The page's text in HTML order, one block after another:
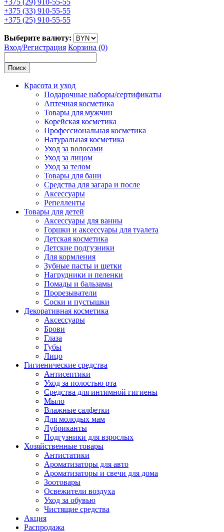
+375 (29) 910-55-55
+375 (33) 910-55-55
+375 (25) 910-55-55
Выберите валюту:
Вход/Регистрация Корзина (0)
Поиск
Красота и уход
Подарочные наборы/сертификаты
Аптечная косметика
Товары для мужчин
Корейская косметика
Профессиональная косметика
Натуральная косметика
Уход за волосами
Уход за лицом
Уход за телом
Товары для бани
Средства для загара и после
Аксессуары
Репелленты
Товары для детей
Аксессуары для ванны
Горшки и аксессуары для туалета
Детская косметика
Детские подгузники
Для кормления
Зубные пасты и щетки
Нагрудники и пеленки
Помады и бальзамы
Прорезыватели
Соски и пустышки
Декоративная косметика
Аксессуары
Брови
Глаза
Губы
Лицо
Гигиенические средства
Антисептики
Уход за полостью рта
Средства для интимной гигиены
Мыло
Влажные салфетки
Для молодых мам
Лубриканты
Подгузники для взрослых
Хозяйственные товары
Антистатики
Ароматизаторы для авто
Ароматизаторы и свечи для дома
Зоотовары
Освежители воздуха
Уход за обувью
Чистящие средства
Акция
Распродажа